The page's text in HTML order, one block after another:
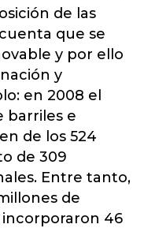
de las
que se
y por ello
y
en 2008 el
barriles e
de los 524
de 309
Entre tanto,
de
incorporaron 46